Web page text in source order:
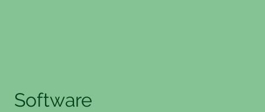
Software